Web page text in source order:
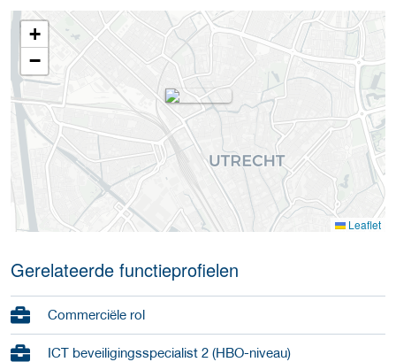
+
−
Leaflet
Gerelateerde functieprofielen
Commerciële rol
ICT beveiligingsspecialist 2 (HBO-niveau)